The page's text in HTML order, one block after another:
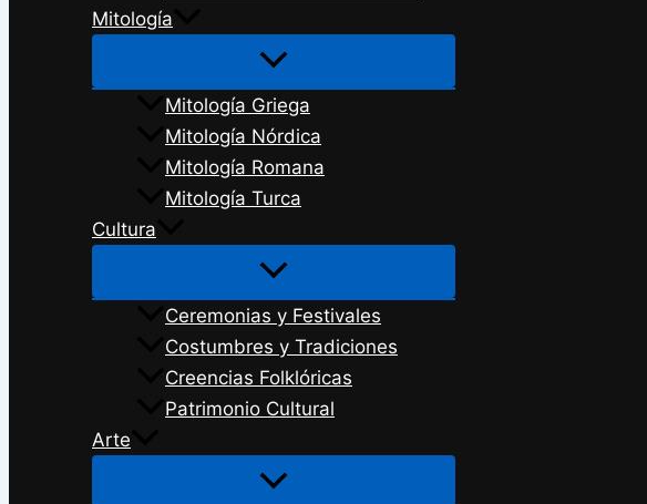
Mitología
Mitología Griega
Mitología Nórdica
Mitología Romana
Mitología Turca
Cultura
Ceremonias y Festivales
Costumbres y Tradiciones
Creencias Folklóricas
Patrimonio Cultural
Arte